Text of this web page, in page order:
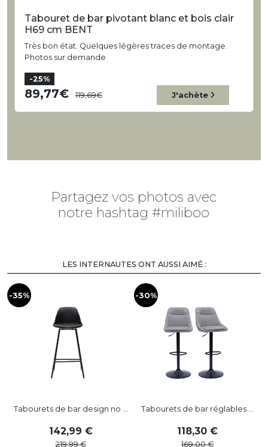
Tabouret de bar pivotant blanc et bois clair
H69 cm BENT
Très bon état. Quelques légères traces de montage.
Photos sur demande
-25%
89,77 119,69 J'achète
Partagez vos photos avec
notre hashtag #miliboo
LES INTERNAUTES ONT AUSSI AIMÉ :
-35%
Tabourets de bar design no ...
142,99
219,99
-30%
Tabourets de bar réglables ...
118,30
169,00